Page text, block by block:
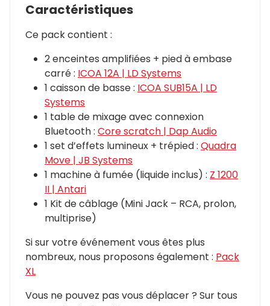
Caractéristiques
Ce pack contient :
2 enceintes amplifiées + pied à embase
carré : ICOA 12A | LD Systems
1 caisson de basse : ICOA SUB15A | LD
Systems
1 table de mixage avec connexion
Bluetooth : Core scratch | Dap Audio
1 set d’effets lumineux + trépied : Quadra
Move | JB Systems
1 machine à fumée (liquide inclus) : Z 1200
II | Antari
1 Kit de câblage (Mini Jack – RCA, prolon,
multiprise)
Si sur votre événement vous êtes plus
nombreux, nous proposons également : Pack
XL
Vous ne pouvez pas vous déplacer ? Sur tous